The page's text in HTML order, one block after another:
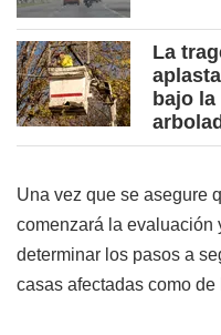
La
bajo
Una vez que se asegure
comenzará la evaluación
determinar los pasos a
casas afectadas como